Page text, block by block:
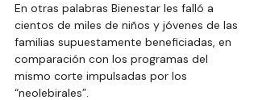
En otras palabras Bienestar les falló a
cientos de miles de niños y jóvenes de las
familias supuestamente beneficiadas, en
comparación con los programas del
mismo corte impulsadas por los
“neolebirales”.